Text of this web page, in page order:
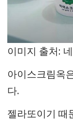
이미지 출처:
아이스크림옥
다.
젤라또이기 때